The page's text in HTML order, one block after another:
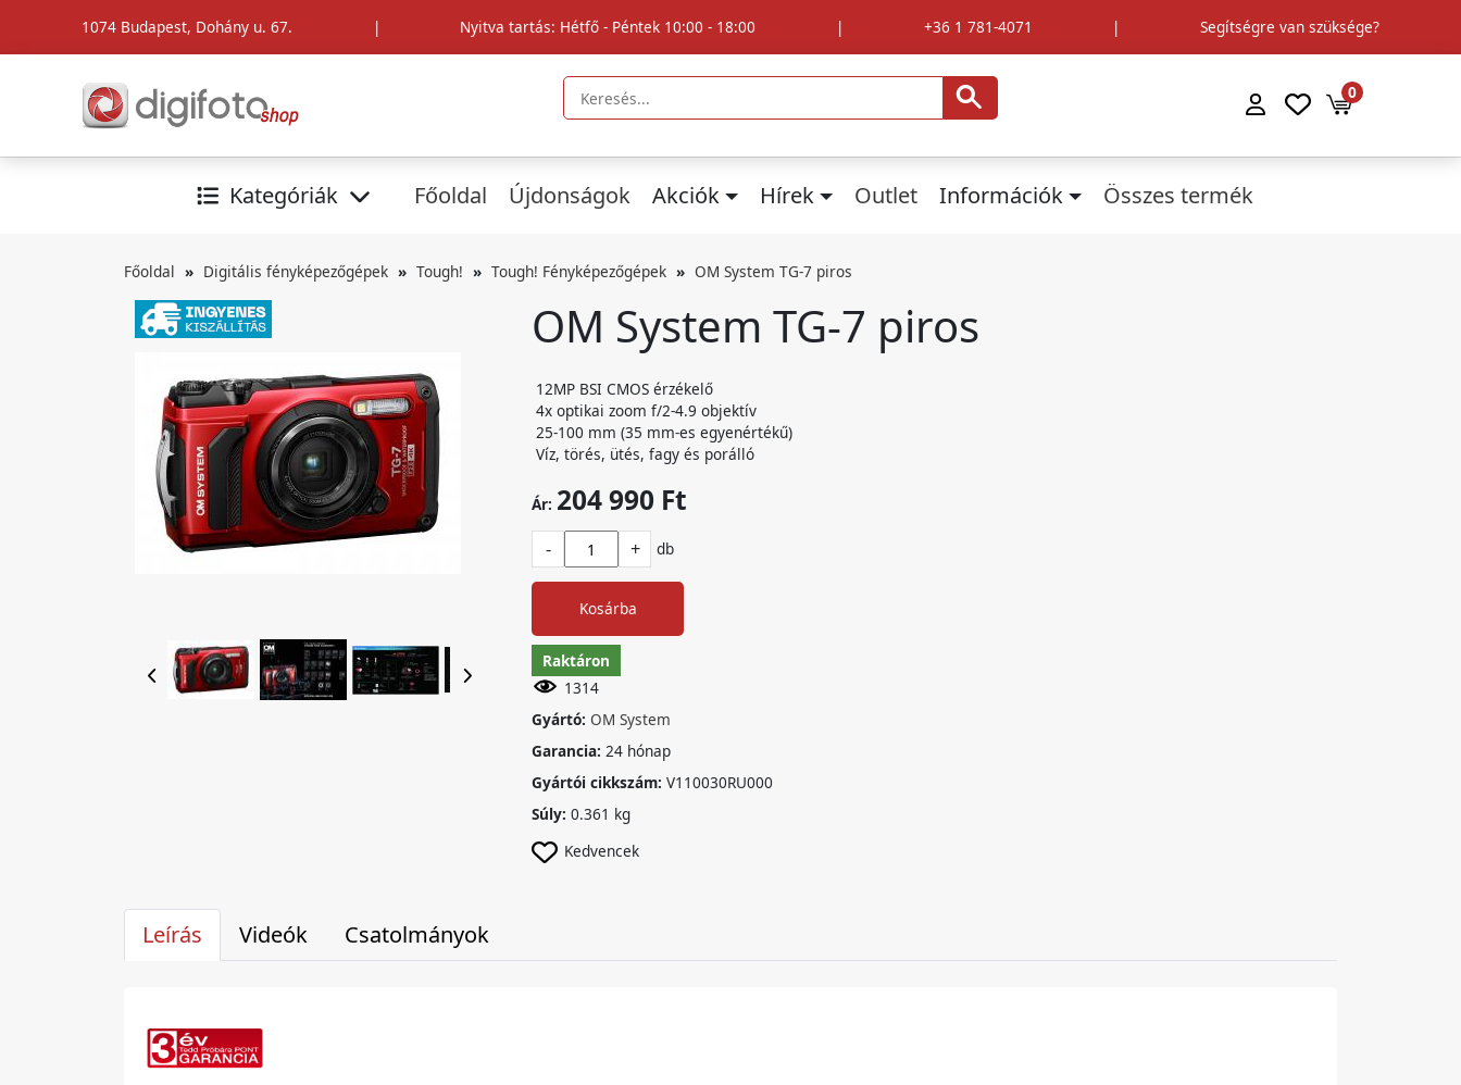
1074 Budapest, Dohány u. 67. | Nyitva tartás: Hétfő - Péntek 10:00 - 18:00 | +36 1 781-4071 | Segítségre van szüksége?
0
Kategóriák Főoldal Újdonságok Akciók Hírek Outlet Információk Összes termék
Főoldal Digitális fényképezőgépek Tough! Tough! Fényképezőgépek OM System TG-7 piros
OM System TG-7 piros
12MP BSI CMOS érzékelő
4x optikai zoom f/2-4.9 objektív
25-100 mm (35 mm-es egyenértékű)
Víz, törés, ütés, fagy és porálló
Ár: 204 990 Ft
- + db
Kosárba
Raktáron
1314
Gyártó: OM System
Garancia: 24 hónap
Gyártói cikkszám: V110030RU000
Súly: 0.361 kg
Kedvencek
Leírás Videók Csatolmányok